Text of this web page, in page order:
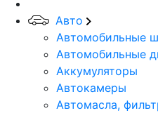
Авто
Автомобильные
Автомобильные
Аккумуляторы
Автокамеры
Автомасла,